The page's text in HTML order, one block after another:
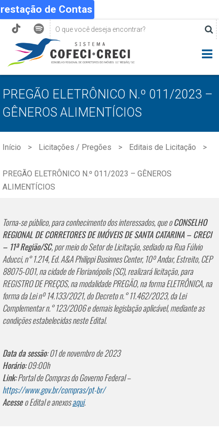
de Contas
PREGÃO ELETRÔNICO N.º 011/2023 –
GÊNEROS ALIMENTÍCIOS
Início Licitações / Pregões Editais de Licitação
PREGÃO ELETRÔNICO N.º 011/2023 – GÊNEROS
ALIMENTÍCIOS
Torna-se público, para conhecimento dos interessados, que oCONSELHO
REGIONAL DE CORRETORES DE IMÓVEIS DE SANTA CATARINA – CRECI
– 11ª Região/SC, por meio do Setor de Licitação, sediado na Rua Fúlvio
Aducci, n° 1.214, Ed. A&A Philippi Businnes Center, 10º Andar, Estreito, CEP
88075-001, na cidade de Florianópolis (SC), realizará licitação, para
REGISTRO DE PREÇOS, na modalidade PREGÃO, na forma ELETRÔNICA, na
forma da Lei nº 14.133/2021, do Decreto n.° 11.462/2023, da Lei
Complementar n.° 123/2006 e demais legislação aplicável, mediante as
condições estabelecidas neste Edital.
Data da sessão: 01 de novembro de 2023
Horário:09:00h
Link:Portal de Compras do Governo Federal –
https://www.gov.br/compras/pt-br/
Acesseo Edital e anexosaqui.